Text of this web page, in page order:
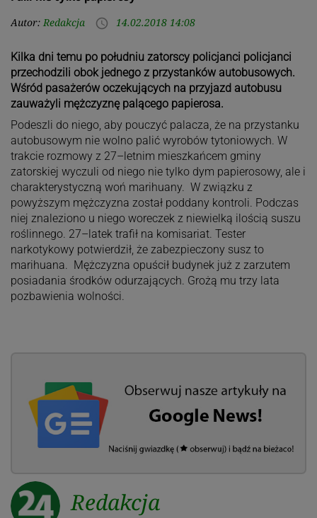
Autor: Redakcja access_time 14.02.2018 14:08
Kilka dni temu po południu zatorscy policjanci policjanci
przechodzili obok jednego z przystanków autobusowych.
Wśród pasażerów oczekujących na przyjazd autobusu
zauważyli mężczyznę palącego papierosa.
Podeszli do niego, aby pouczyć palacza, że na przystanku
autobusowym nie wolno palić wyrobów tytoniowych. W
trakcie rozmowy z 27–letnim mieszkańcem gminy
zatorskiej wyczuli od niego nie tylko dym papierosowy, ale i
charakterystyczną woń marihuany. W związku z
powyższym mężczyzna został poddany kontroli. Podczas
niej znaleziono u niego woreczek z niewielką ilością suszu
roślinnego. 27–latek trafił na komisariat. Tester
narkotykowy potwierdził, że zabezpieczony susz to
marihuana. Mężczyzna opuścił budynek już z zarzutem
posiadania środków odurzających. Grożą mu trzy lata
pozbawienia wolności.
Redakcja